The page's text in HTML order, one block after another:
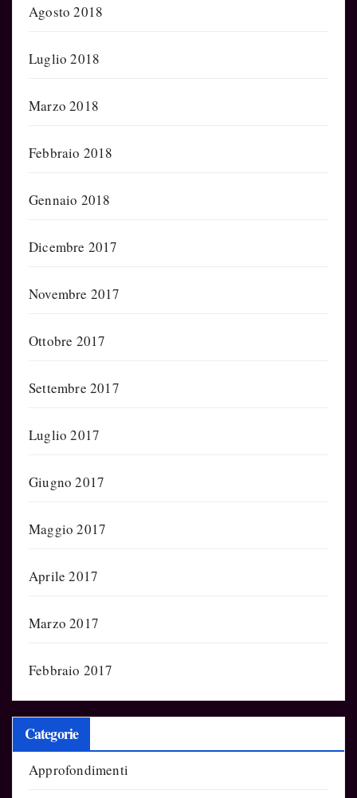
Agosto 2018
Luglio 2018
Marzo 2018
Febbraio 2018
Gennaio 2018
Dicembre 2017
Novembre 2017
Ottobre 2017
Settembre 2017
Luglio 2017
Giugno 2017
Maggio 2017
Aprile 2017
Marzo 2017
Febbraio 2017
Categorie
Approfondimenti